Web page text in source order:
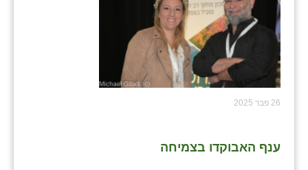
26 פבר 2025
ענף האבוקדו בצמיחה